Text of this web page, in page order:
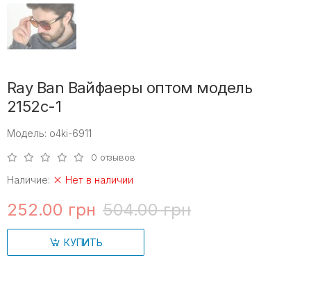
Ray Ban Вайфаеры оптом модель
2152c-1
Модель: o4ki-6911
0 отзывов
Наличие: Нет в наличии
252.00 грн 504.00 грн
КУПИТЬ